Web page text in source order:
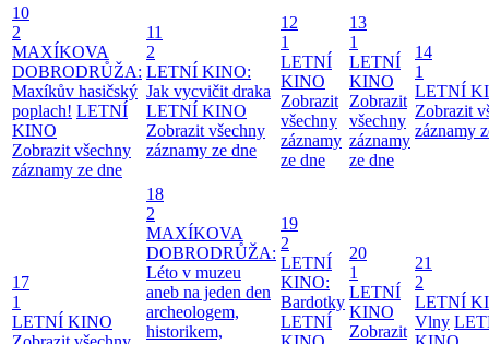
10
2
MAXÍKOVA
DOBRODRŮŽA:
Maxíkův hasičský
poplach! LETNÍ
KINO
Zobrazit všechny
záznamy ze dne
11
2
LETNÍ KINO:
Jak vycvičit draka
LETNÍ KINO
Zobrazit všechny
záznamy ze dne
12
1
LETNÍ
KINO
Zobrazit
všechny
záznamy
ze dne
13
1
LETNÍ
KINO
Zobrazit
všechny
záznamy
ze dne
14
1
LETNÍ
Zobrazit
záznamy
17
1
LETNÍ KINO
18
2
MAXÍKOVA
DOBRODRŮŽA:
Léto v muzeu
aneb na jeden den
archeologem,
historikem,
19
2
LETNÍ
KINO:
Bardotky
LETNÍ
20
1
LETNÍ
KINO
Zobrazit
21
2
LETNÍ
Vlny